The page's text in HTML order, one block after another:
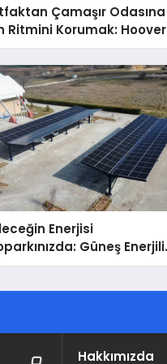
Çamaşır Odasına
Ritmini Korumak: Hoover
Dürüst Teknik
Deneyimi
Enerjisi
Güneş Enerjili
(Solar Otopark)
Hakkımızda